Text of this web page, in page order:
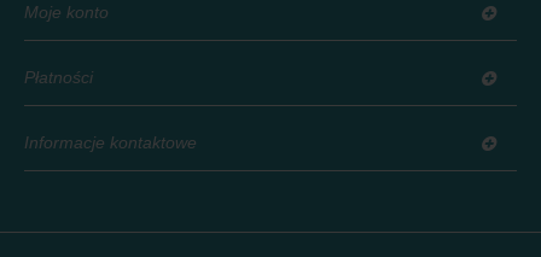
Moje konto
Płatności
Informacje kontaktowe